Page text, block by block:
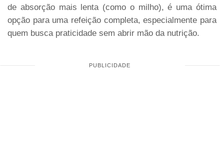
de absorção mais lenta (como o milho), é uma ótima
opção para uma refeição completa, especialmente para
quem busca praticidade sem abrir mão da nutrição.